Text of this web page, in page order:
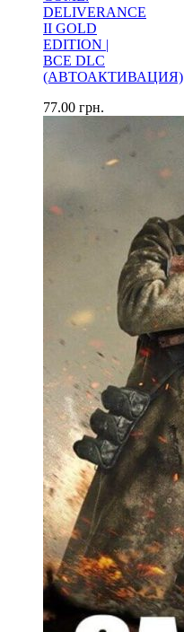
DELIVERANCE
II GOLD
EDITION |
ВСЕ DLC
(АВТОАКТИВАЦИЯ)
77.00 грн.